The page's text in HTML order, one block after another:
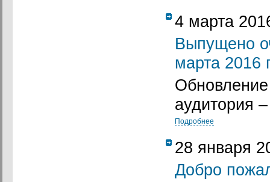
4 марта
Выпущено
марта
аудитория
Подробнее
28 января
Добро